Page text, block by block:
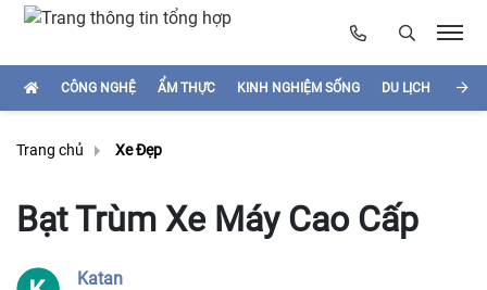
CÔNG NGHỆ ẨM THỰC KINH NGHIỆM SỐNG DU LỊCH
Trang chủ Xe Đẹp
Bạt Trùm Xe Máy Cao Cấp
Katan